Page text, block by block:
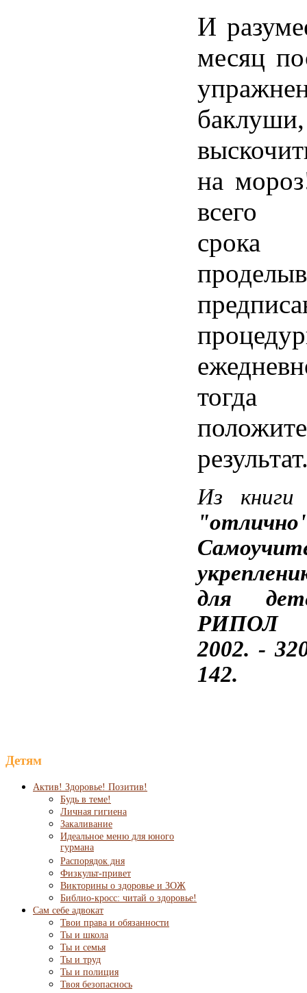
И
месяц
на
всего
тогда
Из
для
РИПОЛ
2002. -
142.
Детям
Актив! Здоровье! Позитив!
Будь в теме!
Личная гигиена
Закаливание
Идеальное меню для юного
гурмана
Распорядок дня
Физкульт-привет
Викторины о здоровье и ЗОЖ
Библио-кросс: читай о здоровье!
Сам себе адвокат
Твои права и обязанности
Ты и школа
Ты и семья
Ты и труд
Ты и полиция
Твоя безопаснось